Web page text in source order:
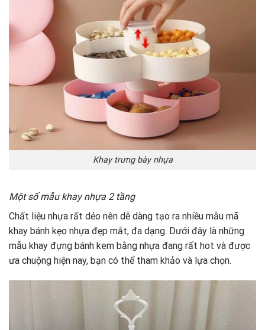
Khay trưng bày nhựa
Một số mẫu khay nhựa 2 tầng
Chất liệu nhựa rất dẻo nên dễ dàng tạo ra nhiều mẫu mã
khay bánh kẹo nhựa đẹp mắt, đa dạng. Dưới đây là những
mẫu khay đựng bánh kem bằng nhựa đang rất hot và được
ưa chuộng hiện nay, bạn có thể tham khảo và lựa chọn.